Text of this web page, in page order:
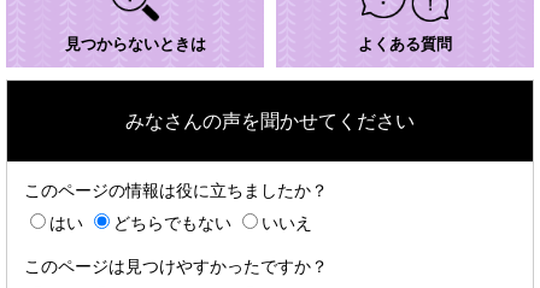
見つからないときは よくある質問
みなさんの声を聞かせてください
このページの情報は役に立ちましたか？
はい
どちらでもない いいえ
このページは見つけやすかったですか？